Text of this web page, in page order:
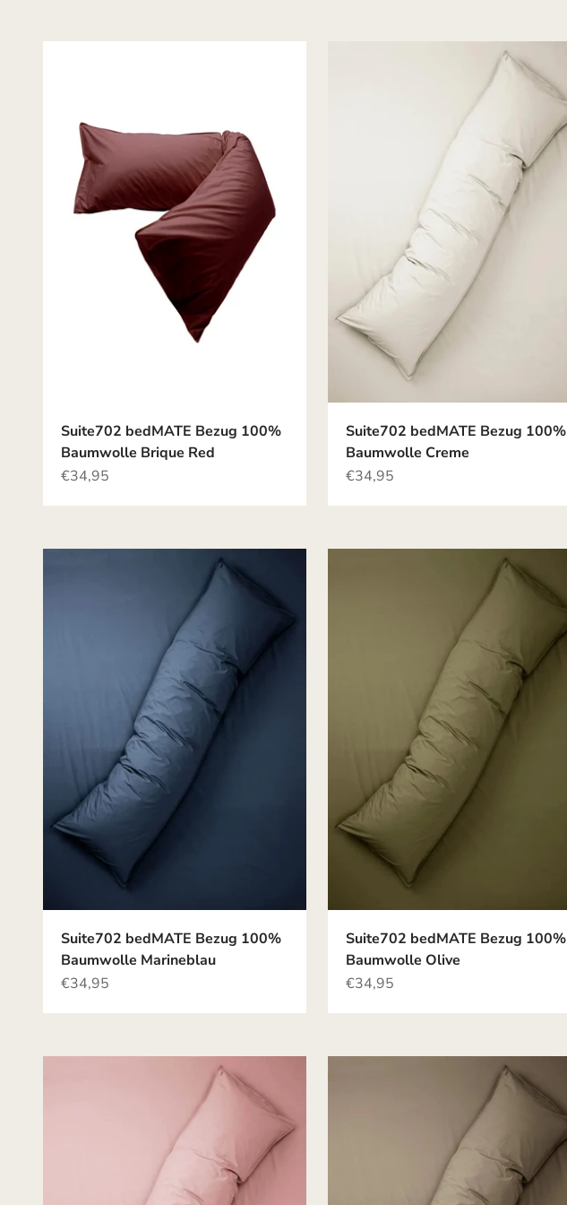
Suite702 bedMATE Bezug 100%
Baumwolle Brique Red
Angebot
€34,95
Suite702 bedMATE Bezug 100%
Baumwolle Creme
Angebot
€34,95
Suite702 bedMATE Bezug 100%
Baumwolle Marineblau
Angebot
€34,95
Suite702 bedMATE Bezug 100%
Baumwolle Olive
Angebot
€34,95